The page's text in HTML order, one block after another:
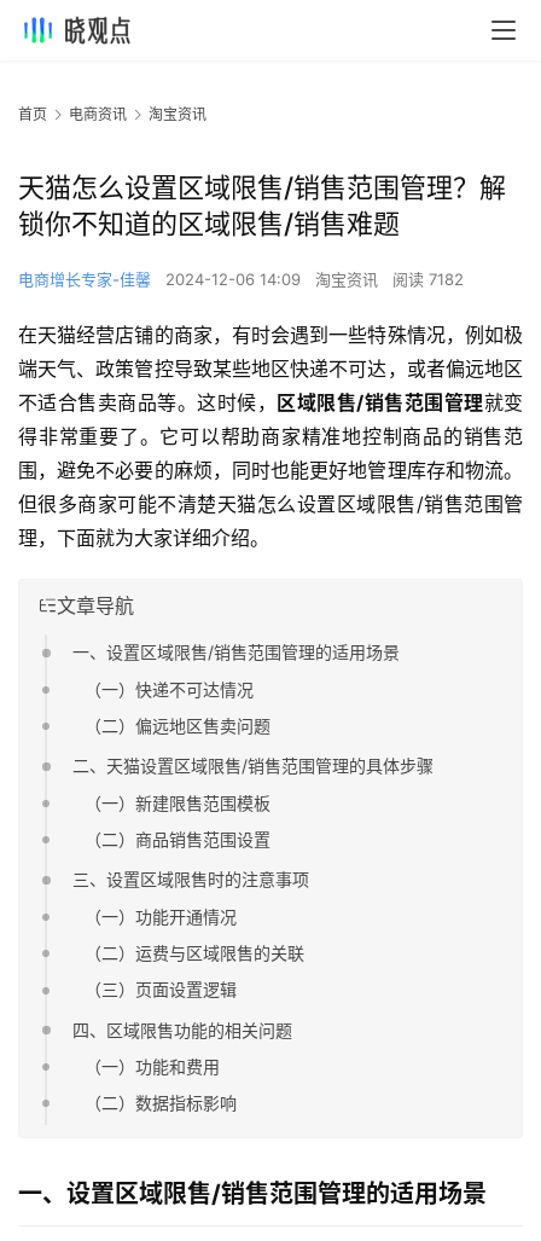
首页 电商资讯 淘宝资讯
天猫怎么设置区域限售/销售范围管理？解
锁你不知道的区域限售/销售难题
电商增长专家-佳馨 2024-12-06 14:09 淘宝资讯 阅读 7182
在天猫经营店铺的商家，有时会遇到一些特殊情况，例如极
端天气、政策管控导致某些地区快递不可达，或者偏远地区
不适合售卖商品等。这时候，
区域限售/销售范围管理就变
得非常重要了。它可以帮助商家精准地控制商品的销售范
围，避免不必要的麻烦，同时也能更好地管理库存和物流。
但很多商家可能不清楚天猫怎么设置区域限售/销售范围管
理，下面就为大家详细介绍。
文章导航
一、设置区域限售/销售范围管理的适用场景
（一）快递不可达情况
（二）偏远地区售卖问题
二、天猫设置区域限售/销售范围管理的具体步骤
（一）新建限售范围模板
（二）商品销售范围设置
三、设置区域限售时的注意事项
（一）功能开通情况
（二）运费与区域限售的关联
（三）页面设置逻辑
四、区域限售功能的相关问题
（一）功能和费用
（二）数据指标影响
一、设置区域限售/销售范围管理的适用场景